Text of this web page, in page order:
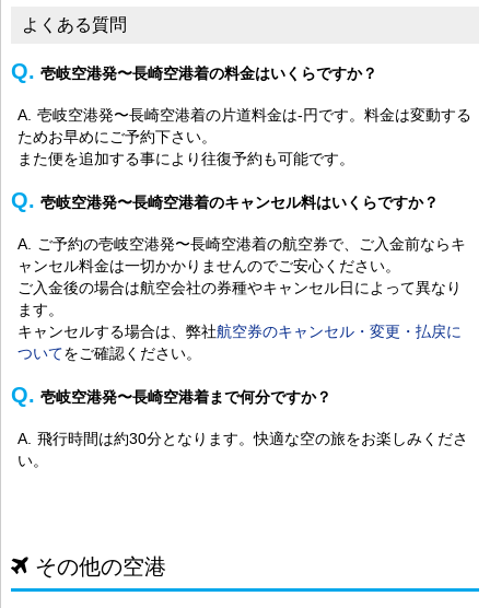
よくある質問
壱岐空港発〜長崎空港着の料金はいくらですか？
壱岐空港発〜長崎空港着の片道料金は-円です。料金は変動する
ためお早めにご予約下さい。
また便を追加する事により往復予約も可能です。
壱岐空港発〜長崎空港着のキャンセル料はいくらですか？
ご予約の壱岐空港発〜長崎空港着の航空券で、ご入金前ならキ
ャンセル料金は一切かかりませんのでご安心ください。
ご入金後の場合は航空会社の券種やキャンセル日によって異なり
ます。
キャンセルする場合は、弊社航空券のキャンセル・変更・払戻に
ついてをご確認ください。
壱岐空港発〜長崎空港着まで何分ですか？
飛行時間は約30分となります。快適な空の旅をお楽しみくださ
い。
その他の空港